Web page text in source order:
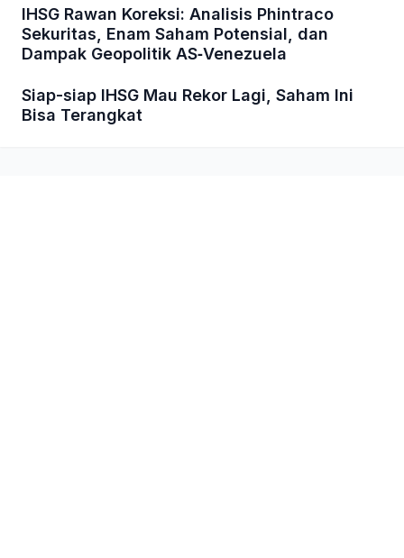
IHSG Rawan Koreksi: Analisis Phintraco
Sekuritas, Enam Saham Potensial, dan
Dampak Geopolitik AS‑Venezuela
Siap-siap IHSG Mau Rekor Lagi, Saham Ini
Bisa Terangkat